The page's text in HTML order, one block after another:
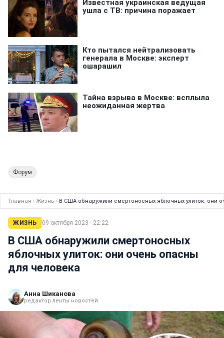
Форум
Главная › Жизнь › В США обнаружили смертоносных яблочных улиток: они
ЖИЗНЬ 09 октября 2023 · 22:22
В США обнаружили смертоносных
яблочных улиток: они очень опасны
для человека
Анна Шиканова
редактор ленты новостей